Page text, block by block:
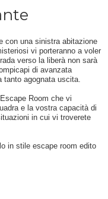
con una sinistra abitazione
vi porteranno a voler
verso la liberà non sarà
di avanzata
tanto agognata uscita.
Room che vi
e la vostra capacità di
in cui vi troverete
in stile escape room edito